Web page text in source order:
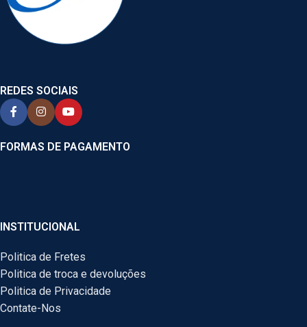
REDES SOCIAIS
FORMAS DE PAGAMENTO
INSTITUCIONAL
Politica de Fretes
Politica de troca e devoluções
Politica de Privacidade
Contate-Nos